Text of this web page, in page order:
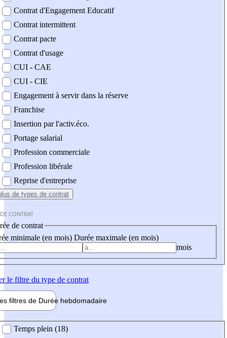
Contrat d'Engagement Educatif
Contrat intermittent
Contrat pacte
Contrat d'usage
CUI - CAE
CUI - CIE
Engagement à servir dans la réserve
Franchise
Insertion par l'activ.éco.
Portage salarial
Profession commerciale
Profession libérale
Reprise d'entreprise
de types de contrat
CONTRAT
de contrat
minimale (en mois) Durée maximale (en mois)
mois
le filtre du type de contrat
filtres de Durée hebdomadaire
Temps plein (18)